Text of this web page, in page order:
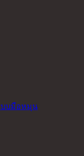
บบมือหมุน